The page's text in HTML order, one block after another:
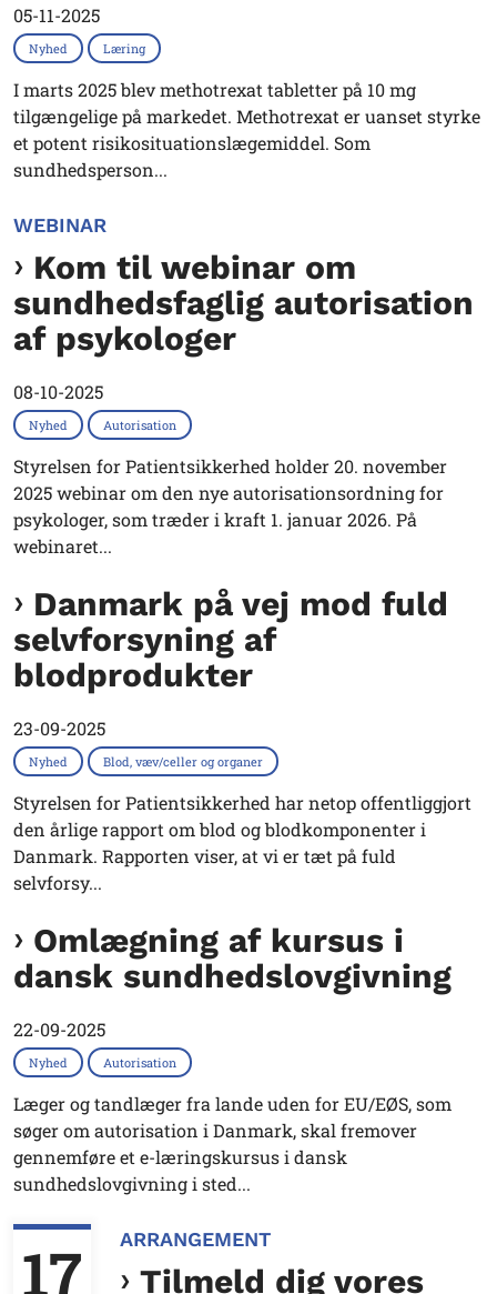
05-11-2025
Nyhed Læring
I marts 2025 blev methotrexat tabletter på 10 mg
tilgængelige på markedet. Methotrexat er uanset styrke
et potent risikosituationslægemiddel. Som
sundhedsperson...
WEBINAR
Kom til webinar om
sundhedsfaglig autorisation
af psykologer
08-10-2025
Nyhed Autorisation
Styrelsen for Patientsikkerhed holder 20. november
2025 webinar om den nye autorisationsordning for
psykologer, som træder i kraft 1. januar 2026. På
webinaret...
Danmark på vej mod fuld
selvforsyning af
blodprodukter
23-09-2025
Nyhed Blod, væv/celler og organer
Styrelsen for Patientsikkerhed har netop offentliggjort
den årlige rapport om blod og blodkomponenter i
Danmark. Rapporten viser, at vi er tæt på fuld
selvforsy...
Omlægning af kursus i
dansk sundhedslovgivning
22-09-2025
Nyhed Autorisation
Læger og tandlæger fra lande uden for EU/EØS, som
søger om autorisation i Danmark, skal fremover
gennemføre et e-læringskursus i dansk
sundhedslovgivning i sted...
ARRANGEMENT
Tilmeld dig vores
17